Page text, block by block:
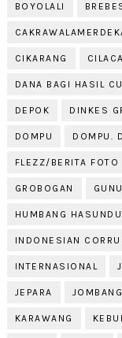
BOYOLALI
CIKARANG
DANA BAGI HASIL
DEPOK DINKES
DOMPU DOMPU.
FLEZZ/BERITA FOTO
GROBOGAN
HUMBANG
INDONESIAN
INTERNASIONAL
JEPARA JOMBANG
KARAWANG